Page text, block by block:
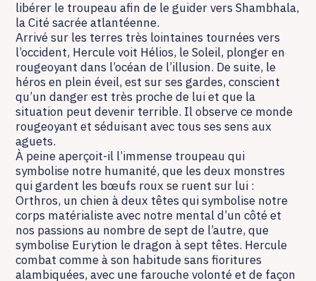
libérer le troupeau afin de le guider vers Shambhala,
la Cité sacrée atlantéenne.
Arrivé sur les terres très lointaines tournées vers
l’occident, Hercule voit Hélios, le Soleil, plonger en
rougeoyant dans l’océan de l’illusion. De suite, le
héros en plein éveil, est sur ses gardes, conscient
qu’un danger est très proche de lui et que la
situation peut devenir terrible. Il observe ce monde
rougeoyant et séduisant avec tous ses sens aux
aguets.
À peine aperçoit-il l’immense troupeau qui
symbolise notre humanité, que les deux monstres
qui gardent les bœufs roux se ruent sur lui :
Orthros, un chien à deux têtes qui symbolise notre
corps matérialiste avec notre mental d’un côté et
nos passions au nombre de sept de l’autre, que
symbolise Eurytion le dragon à sept têtes. Hercule
combat comme à son habitude sans fioritures
alambiquées, avec une farouche volonté et de façon